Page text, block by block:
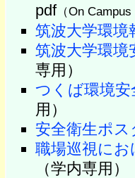
pdf（On
筑波大学環境
筑波大学環境
専用）
つくば環境
用）
安全衛生ポス
職場巡視に
（学内専用）